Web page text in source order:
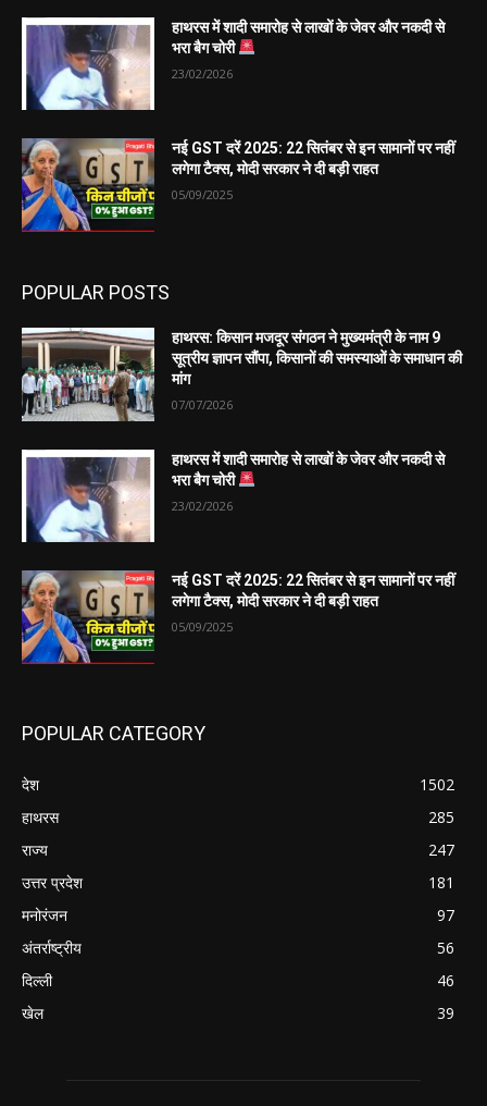
हाथरस में शादी समारोह से लाखों के जेवर और नकदी से
भरा बैग चोरी
23/02/2026
नई GST दरें 2025: 22 सितंबर से इन सामानों पर नहीं
लगेगा टैक्स, मोदी सरकार ने दी बड़ी राहत
05/09/2025
POPULAR POSTS
हाथरस: किसान मजदूर संगठन ने मुख्यमंत्री के नाम 9
सूत्रीय ज्ञापन सौंपा, किसानों की समस्याओं के समाधान की
मांग
07/07/2026
हाथरस में शादी समारोह से लाखों के जेवर और नकदी से
भरा बैग चोरी
23/02/2026
नई GST दरें 2025: 22 सितंबर से इन सामानों पर नहीं
लगेगा टैक्स, मोदी सरकार ने दी बड़ी राहत
05/09/2025
POPULAR CATEGORY
देश
1502
हाथरस
285
राज्य
247
उत्तर प्रदेश
181
मनोरंजन
97
अंतर्राष्ट्रीय
56
दिल्ली
46
खेल
39